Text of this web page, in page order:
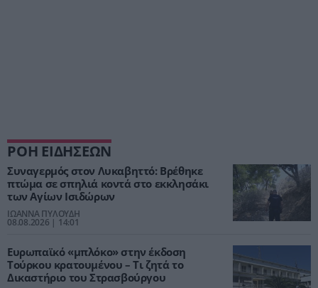
ΡΟΗ ΕΙΔΗΣΕΩΝ
Συναγερμός στον Λυκαβηττό: Βρέθηκε
πτώμα σε σπηλιά κοντά στο εκκλησάκι
των Αγίων Ισιδώρων
ΙΩΑΝΝΑ ΠΥΛΟΥΔΗ
08.08.2026 | 14:01
Ευρωπαϊκό «μπλόκο» στην έκδοση
Τούρκου κρατουμένου – Τι ζητά το
Δικαστήριο του Στρασβούργου